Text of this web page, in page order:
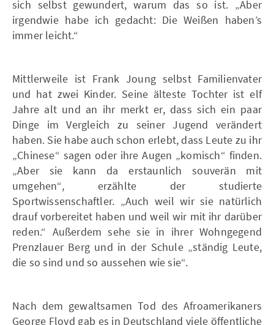
sich selbst gewundert, warum das so ist. „Aber
irgendwie habe ich gedacht: Die Weißen haben’s
immer leicht.“
Mittlerweile ist Frank Joung selbst Familienvater
und hat zwei Kinder. Seine älteste Tochter ist elf
Jahre alt und an ihr merkt er, dass sich ein paar
Dinge im Vergleich zu seiner Jugend verändert
haben. Sie habe auch schon erlebt, dass Leute zu ihr
„Chinese“ sagen oder ihre Augen „komisch“ finden.
„Aber sie kann da erstaunlich souverän mit
umgehen“, erzählte der studierte
Sportwissenschaftler. „Auch weil wir sie natürlich
drauf vorbereitet haben und weil wir mit ihr darüber
reden.“ Außerdem sehe sie in ihrer Wohngegend
Prenzlauer Berg und in der Schule „ständig Leute,
die so sind und so aussehen wie sie“.
Nach dem gewaltsamen Tod des Afroamerikaners
George Floyd gab es in Deutschland viele öffentliche